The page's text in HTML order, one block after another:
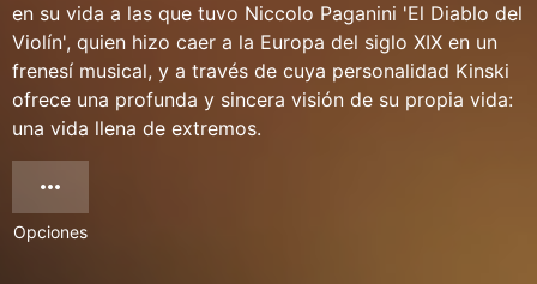
en su vida a las que tuvo Niccolo Paganini 'El Diablo del
Violín', quien hizo caer a la Europa del siglo XIX en un
frenesí musical, y a través de cuya personalidad Kinski
ofrece una profunda y sincera visión de su propia vida:
una vida llena de extremos.
Opciones